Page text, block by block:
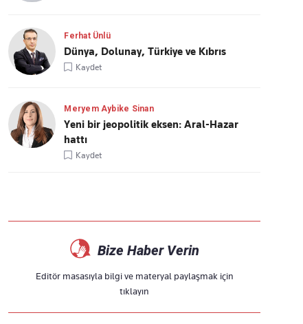
Ferhat Ünlü
Dünya, Dolunay, Türkiye ve Kıbrıs
Kaydet
Meryem Aybike Sinan
Yeni bir jeopolitik eksen: Aral-Hazar
hattı
Kaydet
Bize Haber Verin
Editör masasıyla bilgi ve materyal paylaşmak için
tıklayın